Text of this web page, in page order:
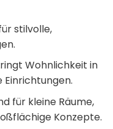
stilvolle,
Wohnlichkeit in
für kleine Räume,
Konzepte.